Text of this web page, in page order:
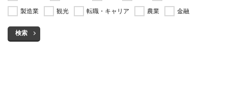
製造業
観光 転職・キャリア 農業 金融
検索